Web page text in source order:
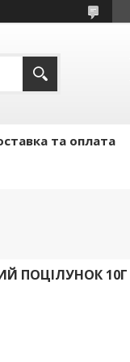
та оплата
ПОЦІЛУНОК 10Г